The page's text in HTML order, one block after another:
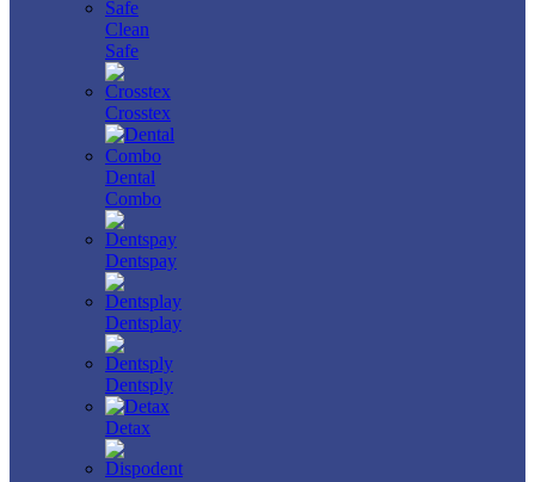
Clean
Safe
Crosstex
Dental
Combo
Dentspay
Dentsplay
Dentsply
Detax